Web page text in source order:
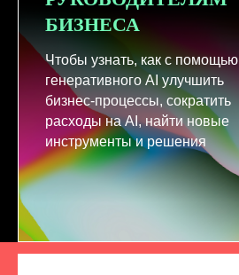
БИЗНЕСА
Чтобы узнать, как с помощью
генеративного AI улучшить
бизнес-процессы, сократить
расходы на AI, найти новые
инструменты и решения